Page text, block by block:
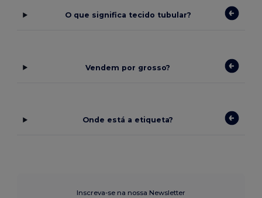
O que significa tecido tubular?
Vendem por grosso?
Onde está a etiqueta?
Inscreva-se na nossa Newsletter